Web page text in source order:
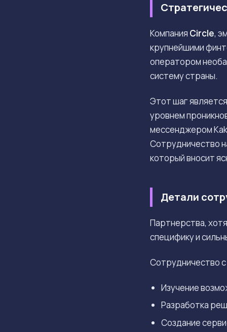
Компания Circle,
крупнейшими
оператором
систему страны.
Этот шаг
уровнем
мессенджером
Сотрудничество
который вносит
Детали
Партнерства,
специфику и
Сотрудничество с
Изучение
Разработка
Создание